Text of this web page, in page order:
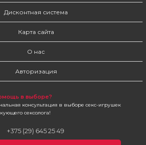
Дисконтная система
Карта сайта
О нас
Авторизация
в выборе?
консультация в выборе секс-игрушек
сексолога!
+375 (29) 645 25 49